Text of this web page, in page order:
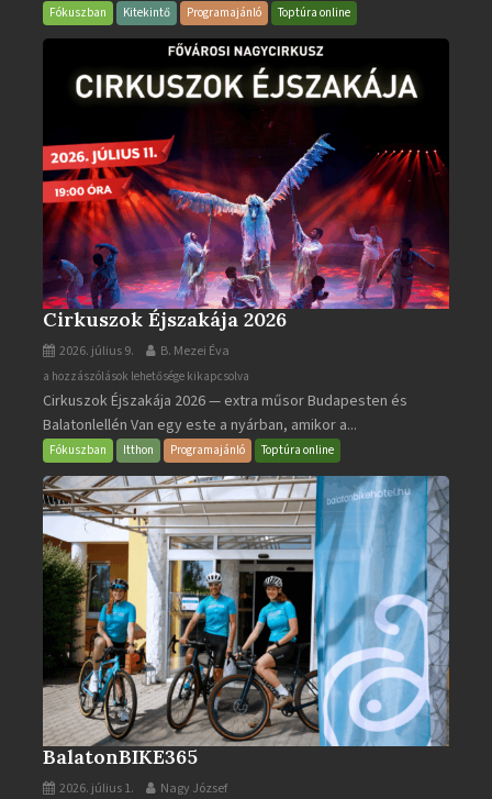
bejegyzéshez
Fókuszban Kitekintő Programajánló Toptúra online
Cirkuszok Éjszakája 2026
2026. július 9. B. Mezei Éva
Cirkuszok
Éjszakája
2026
bejegyzéshez
a hozzászólások lehetősége kikapcsolva
Cirkuszok Éjszakája 2026 — extra műsor Budapesten és
Balatonlellén Van egy este a nyárban, amikor a...
Fókuszban Itthon Programajánló Toptúra online
BalatonBIKE365
2026. július 1. Nagy József